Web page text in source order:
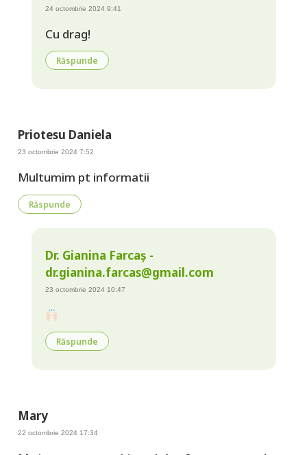
24 octombrie 2024 9:41
Cu drag!
Răspunde
Priotesu Daniela
23 octombrie 2024 7:52
Multumim pt informatii
Răspunde
Dr. Gianina Farcaș -
dr.gianina.farcas@gmail.com
23 octombrie 2024 10:47
Răspunde
Mary
22 octombrie 2024 17:34